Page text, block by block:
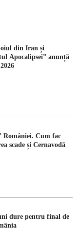
din Iran și
Apocalipsei” anunță
României. Cum fac
scade și Cernavodă
dure pentru final de